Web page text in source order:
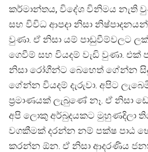
කර්මාන්තය, විදේශ විනිමය නැති
සහ විවිධ ආපදා නිසා
වුණා. ඒ නිසා යම් පාඩුවීම්වලට
ගෙවීම් සහ වියදම් වැඩි වුණා.
නිසා රෝගීන්ට බෙහෙත් ගේන්න
ගේන්න වියදම් දැරුවා. අපිට
ප්‍රමාණයක් ලැබුණේ නෑ. ඒ නිසා
අපි ලොකු අර්බුදයකට මුහුණදිලා
වගකීමක් දරන්න නම් පක්ෂ පාඨ
කරන්න ඕන. ඒ නිසා ආදරණිය